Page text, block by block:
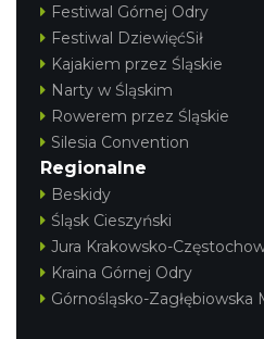
Festiwal Górnej Odry
Festiwal DziewięćSił
Kajakiem przez Śląskie
Narty w Śląskim
Rowerem przez Śląskie
Silesia Convention
Regionalne
Beskidy
Śląsk Cieszyński
Jura Krakowsko-
Kraina Górnej Odry
Górnośląsko-Zagłębiowska